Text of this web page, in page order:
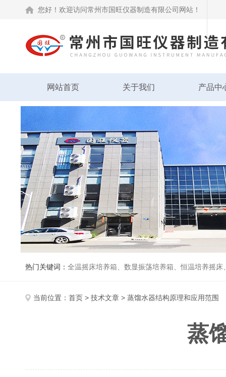
您好！欢迎访问常州市国旺仪器制造有限公司网站！
网站首页 关于我们 产品中
热门关键词： 全温摇床培养箱、数显振荡培养箱、恒温培养摇
当前位置： 首页 > 技术文章 > 蒸馏水器结构原理和应用范围
蒸